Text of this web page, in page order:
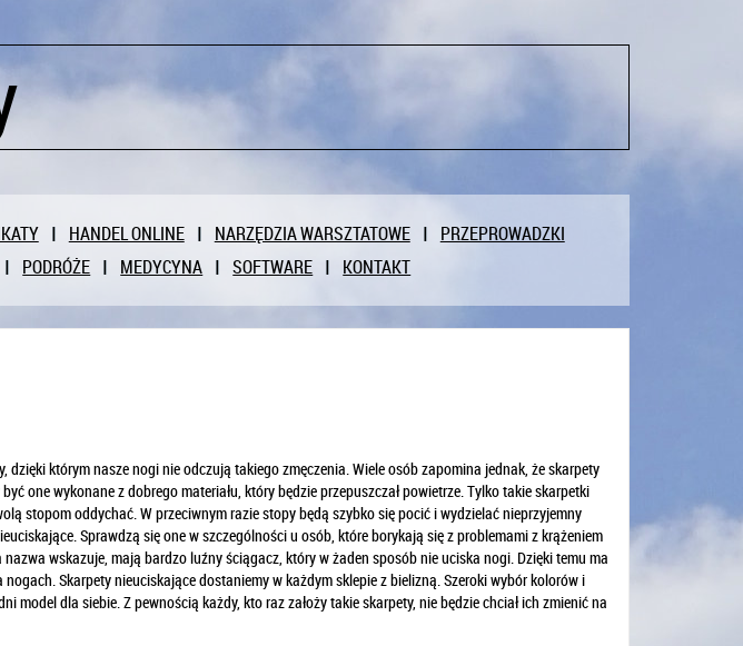
HANDEL ONLINE NARZĘDZIA WARSZTATOWE
PRZEPROWADZKI
PODRÓŻE MEDYCYNA SOFTWARE KONTAKT
którym nasze nogi nie odczują takiego zmęczenia. Wiele osób zapomina jednak, że skarpety
one wykonane z dobrego materiału, który będzie przepuszczał powietrze. Tylko takie skarpetki
stopom oddychać. W przeciwnym razie stopy będą szybko się pocić i wydzielać nieprzyjemny
Sprawdzą się one w szczególności u osób, które borykają się z problemami z krążeniem
wskazuje, mają bardzo luźny ściągacz, który w żaden sposób nie uciska nogi. Dzięki temu ma
Skarpety nieuciskające dostaniemy w każdym sklepie z bielizną. Szeroki wybór kolorów i
model dla siebie. Z pewnością każdy, kto raz założy takie skarpety, nie będzie chciał ich zmienić na